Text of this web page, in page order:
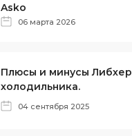
Asko
06 марта 2026
Плюсы и минусы Либхер
холодильника.
04 сентября 2025